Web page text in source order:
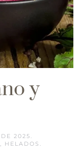
y
2025 .
, HELADOS .